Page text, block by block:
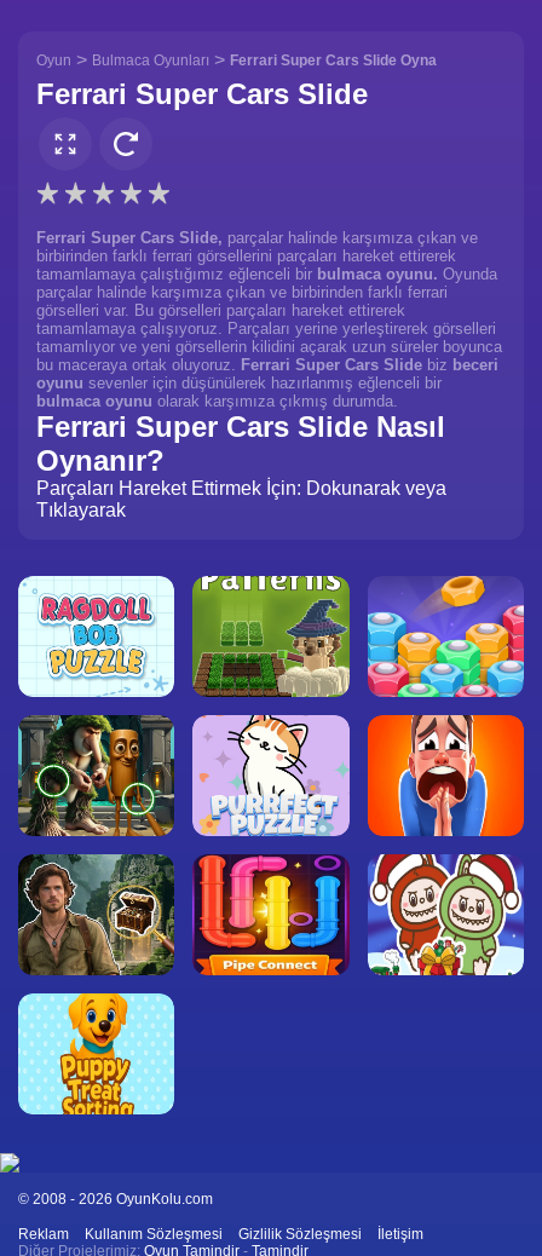
Oyun > Bulmaca Oyunları > Ferrari Super Cars Slide Oyna
Ferrari Super Cars Slide
Ferrari Super Cars Slide, parçalar halinde karşımıza çıkan ve
birbirinden farklı ferrari görsellerini parçaları hareket ettirerek
tamamlamaya çalıştığımız eğlenceli bir bulmaca oyunu. Oyunda
parçalar halinde karşımıza çıkan ve birbirinden farklı ferrari
görselleri var. Bu görselleri parçaları hareket ettirerek
tamamlamaya çalışıyoruz. Parçaları yerine yerleştirerek görselleri
tamamlıyor ve yeni görsellerin kilidini açarak uzun süreler boyunca
bu maceraya ortak oluyoruz. Ferrari Super Cars Slide biz beceri
oyunu sevenler için düşünülerek hazırlanmış eğlenceli bir
bulmaca oyunu olarak karşımıza çıkmış durumda.
Ferrari Super Cars Slide Nasıl
Oynanır?
Parçaları Hareket Ettirmek İçin: Dokunarak veya
Tıklayarak
© 2008 - 2026 OyunKolu.com
Reklam Kullanım Sözleşmesi Gizlilik Sözleşmesi
İletişim
Diğer Projelerimiz: Oyun Tamindir - Tamindir